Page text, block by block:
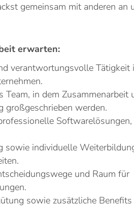
gemeinsam mit anderen an
erwarten:
verantwortungsvolle Tätigkeit
Team, in dem Zusammenarbeit
großgeschrieben werden.
Softwarelösungen,
sowie individuelle
und Raum für
sowie zusätzliche Benefits